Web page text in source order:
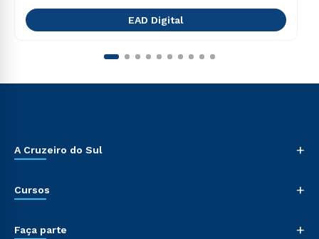
EAD Digital
A Cruzeiro do Sul +
Cursos +
Faça parte +